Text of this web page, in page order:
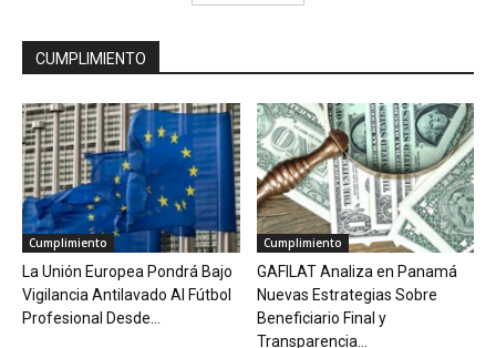
CUMPLIMIENTO
Cumplimiento
La Unión Europea Pondrá Bajo
Vigilancia Antilavado Al Fútbol
Profesional Desde...
Cumplimiento
GAFILAT Analiza en Panamá
Nuevas Estrategias Sobre
Beneficiario Final y
Transparencia...